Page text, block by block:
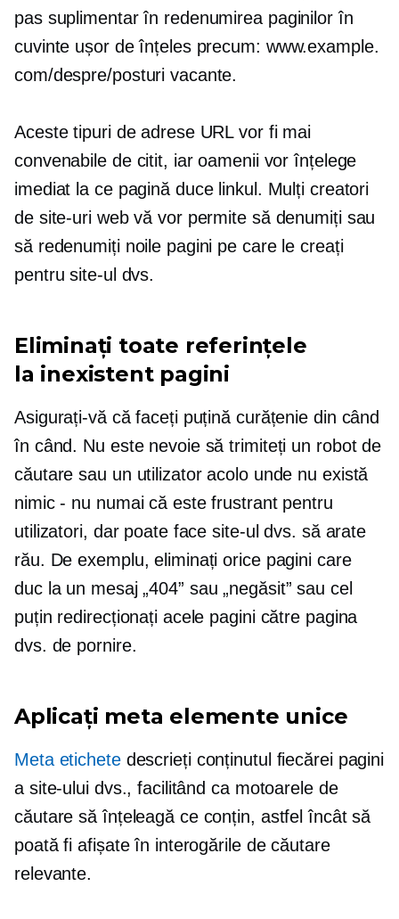
pas suplimentar în redenumirea paginilor în
cuvinte ușor de înțeles precum: www.example.
com/despre/posturi vacante.
Aceste tipuri de adrese URL vor fi mai
convenabile de citit, iar oamenii vor înțelege
imediat la ce pagină duce linkul. Mulți creatori
de site-uri web vă vor permite să denumiți sau
să redenumiți noile pagini pe care le creați
pentru site-ul dvs.
Eliminați toate referințele
la inexistentpagini
Asigurați-vă că faceți puțină curățenie din când
în când. Nu este nevoie să trimiteți un robot de
căutare sau un utilizator acolo unde nu există
nimic - nu numai că este frustrant pentru
utilizatori, dar poate face site-ul dvs. să arate
rău. De exemplu, eliminați orice pagini care
duc la un mesaj „404” sau „negăsit” sau cel
puțin redirecționați acele pagini către pagina
dvs. de pornire.
Aplicați meta elemente unice
Meta etichetedescrieți conținutul fiecărei pagini
a site-ului dvs., facilitând ca motoarele de
căutare să înțeleagă ce conțin, astfel încât să
poată fi afișate în interogările de căutare
relevante.